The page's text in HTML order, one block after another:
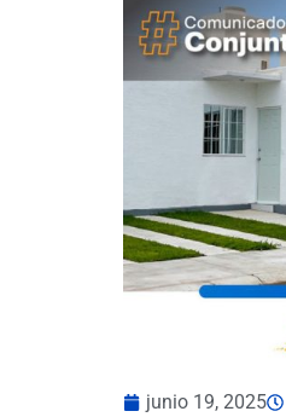
junio 19, 2025